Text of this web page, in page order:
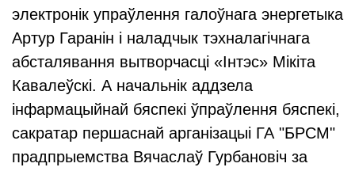
электронік упраўлення галоўнага энергетыка
Артур Гаранін і наладчык тэхналагічнага
абсталявання вытворчасці «Інтэс» Мікіта
Кавалеўскі. А начальнік аддзела
інфармацыйнай бяспекі ўпраўлення бяспекі,
сакратар першаснай арганізацыі ГА "БРСМ"
прадпрыемства Вячаслаў Гурбановіч за